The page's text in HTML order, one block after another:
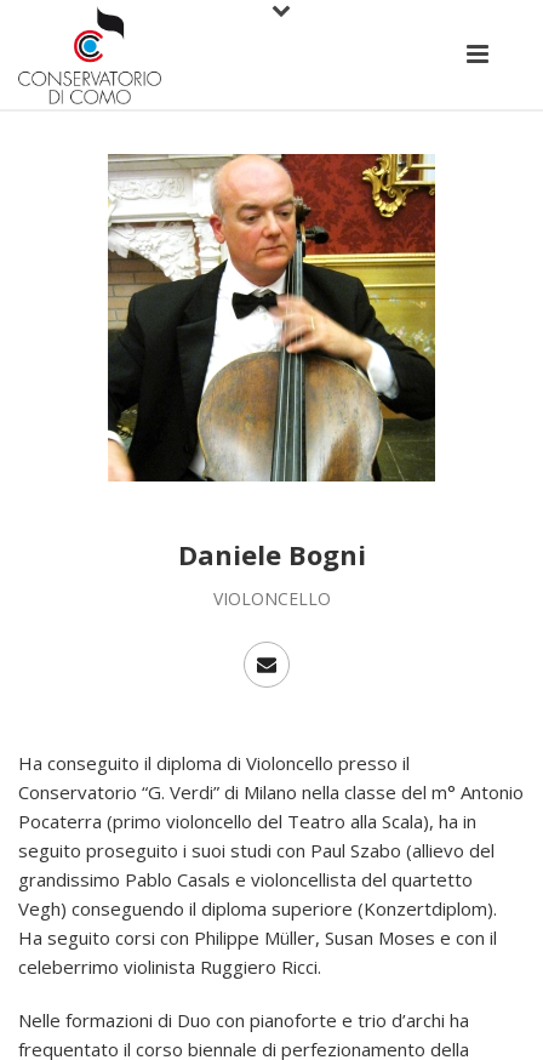
Daniele Bogni
VIOLONCELLO
Ha conseguito il diploma di Violoncello presso il
Conservatorio “G. Verdi” di Milano nella classe del m° Antonio
Pocaterra (primo violoncello del Teatro alla Scala), ha in
seguito proseguito i suoi studi con Paul Szabo (allievo del
grandissimo Pablo Casals e violoncellista del quartetto
Vegh) conseguendo il diploma superiore (Konzertdiplom).
Ha seguito corsi con Philippe Müller, Susan Moses e con il
celeberrimo violinista Ruggiero Ricci.
Nelle formazioni di Duo con pianoforte e trio d’archi ha
frequentato il corso biennale di perfezionamento della